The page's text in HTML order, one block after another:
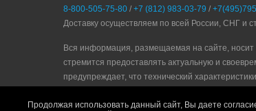
8-800-505-75-80 / +7 (812) 983-03-79 /
Доставку осуществляем по всей России, СНГ и
Вся информация, размещаемая на сайте, носит
стремится предоставлять актуальную и
прeдупрeждaeт, что технический
Продолжая использовать данный сайт, Вы даете